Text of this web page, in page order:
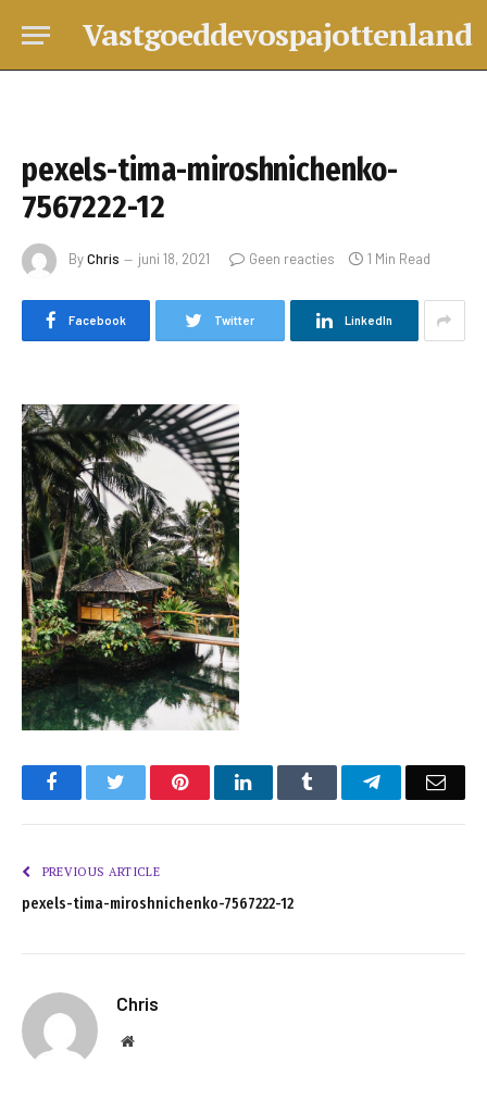
Vastgoeddevospajottenland
pexels-tima-miroshnichenko-
7567222-12
ByChris juni 18, 2021 Geen reacties 1 Min Read
Facebook Twitter LinkedIn
FacebookTwitter PinterestLinkedIn Tumblr Telegram
PREVIOUS ARTICLE
pexels-tima-miroshnichenko-7567222-12
Chris
Website